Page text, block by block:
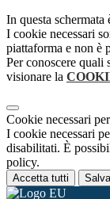
In questa
I cookie necessari
piattaforma e non è
Per conoscere quali
visionare la
Cookie necessari
I cookie necessari
disabilitati. È
policy.
Accetta tutti